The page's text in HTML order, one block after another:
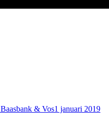
Baasbank & Vos1 januari 2019